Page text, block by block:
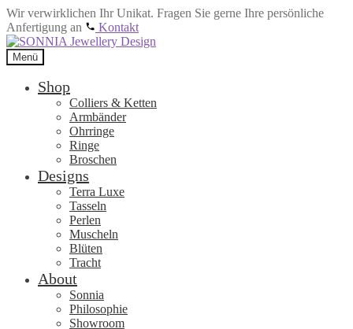
Wir verwirklichen Ihr Unikat. Fragen Sie gerne Ihre persönliche
Anfertigung an
Kontakt
Zur
Navigation
springen
Zum
Inhalt
springen
Menü
Shop
Colliers & Ketten
Armbänder
Ohrringe
Ringe
Broschen
Designs
Terra Luxe
Tasseln
Perlen
Muscheln
Blüten
Tracht
About
Sonnia
Philosophie
Showroom